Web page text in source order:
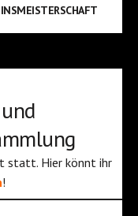
statt. Hier könnt ihr
!